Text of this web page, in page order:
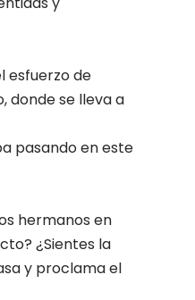
esfuerzo de
donde se lleva a
pasando en este
hermanos en
¿Sientes la
y proclama el